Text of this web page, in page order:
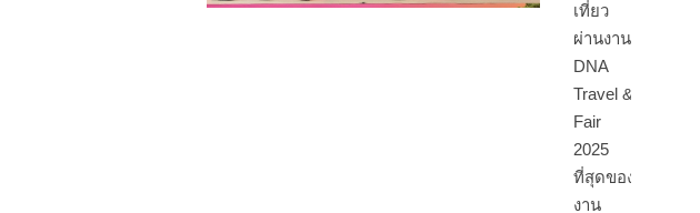
เที่ยว
ผ่านงาน
DNA
Travel &
Fair
2025
ที่สุดของ
งาน